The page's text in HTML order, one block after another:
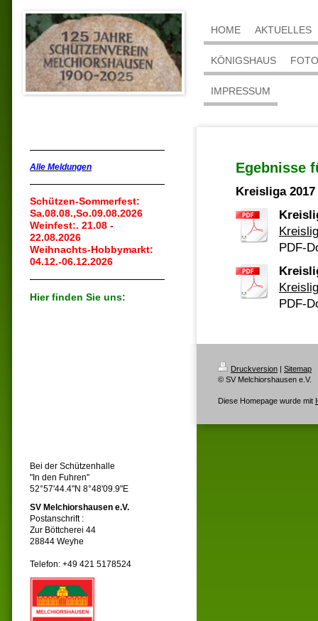
Alle Meldungen
Schützen-Sommerfest:
Sa.08.08.,So.09.08.2026
Weinfest:. 21.08 -
22.08.2026
Weihnachts-Hobbymarkt:
04.12.-06.12.2026
Hier finden Sie uns:
Bei der Schützenhalle
"In den Fuhren"
52°57'44.4"N 8°48'09.9"E
SV Melchiorshausen e.V.
Postanschrift :
Zur Böttcherei 44
28844 Weyhe
Telefon: +49 421 5178524
HOME AKTUELLES
KÖNIGSHAUS
IMPRESSUM
Egebnisse
Kreisliga 2017
PDF-
PDF-
Druckversion | Sitemap
© SV Melchiorshausen e.V.
Diese Homepage wurde mit